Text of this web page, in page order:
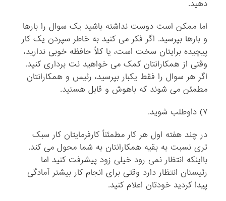
دهید.
اما ممکن است دوست نداشته باشید یک سوال را بارها
و بارها بپرسید. اگر فکر می کنید به خاطر سپردن یک کار
پیچیده برایتان سخت است، یا کلاً حافظه خوبی ندارید،
وقتی از همکارانتان کمک می خواهید نت برداری کنید.
اگر هر سوال را فقط یکبار بپرسید، رئیس و همکارانتان
مطمئن می شوند که باهوش و قابل هستید.
۷) داوطلب شوید.
در چند هفته اول هر کار مطمئناً کارفرمایتان کار سبک
تری نسبت به بقیه همکارانتان به شما محول می کند.
بااینکه انتظار نمی رود خیلی زود پیشرفت کنید اما
رئیستان انتظار دارد وقتی برای انجام کار بیشتر آمادگی
پیدا کردید خودتان اعلام کنید.